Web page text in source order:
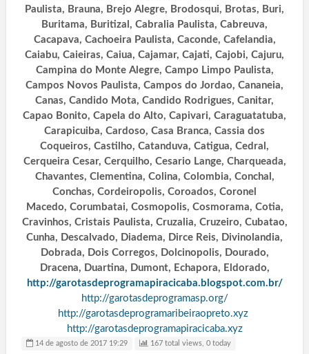
Paulista, Brauna, Brejo Alegre, Brodosqui, Brotas, Buri,
Buritama, Buritizal, Cabralia Paulista, Cabreuva,
Cacapava, Cachoeira Paulista, Caconde, Cafelandia,
Caiabu, Caieiras, Caiua, Cajamar, Cajati, Cajobi, Cajuru,
Campina do Monte Alegre, Campo Limpo Paulista,
Campos Novos Paulista, Campos do Jordao, Cananeia,
Canas, Candido Mota, Candido Rodrigues, Canitar,
Capao Bonito, Capela do Alto, Capivari, Caraguatatuba,
Carapicuiba, Cardoso, Casa Branca, Cassia dos
Coqueiros, Castilho, Catanduva, Catigua, Cedral,
Cerqueira Cesar, Cerquilho, Cesario Lange, Charqueada,
Chavantes, Clementina, Colina, Colombia, Conchal,
Conchas, Cordeiropolis, Coroados, Coronel
Macedo, Corumbatai, Cosmopolis, Cosmorama, Cotia,
Cravinhos, Cristais Paulista, Cruzalia, Cruzeiro, Cubatao,
Cunha, Descalvado, Diadema, Dirce Reis, Divinolandia,
Dobrada, Dois Corregos, Dolcinopolis, Dourado,
Dracena, Duartina, Dumont, Echapora, Eldorado,
http://garotasdeprogramapiracicaba.blogspot.com.br/
http://garotasdeprogramasp.org/
http://garotasdeprogramaribeiraopreto.xyz
http://garotasdeprogramapiracicaba.xyz
14 de agosto de 2017 19:29 167 total views, 0 today